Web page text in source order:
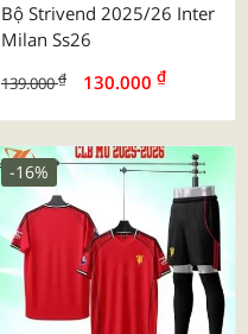
Bộ Strivend 2025/26 Inter
Milan Ss26
139.000₫ 130.000 ₫
-16%